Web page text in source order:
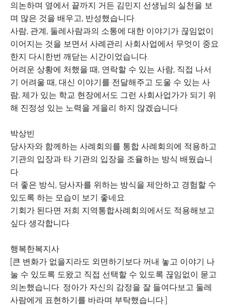
의논하며 옆에서 끝까지 거든 김민지 선생님의 실천을 보
며 많은 것을 배우고, 반성했습니다.
사람, 관계, 둘레사람과의 소통에 대한 이야기가 끊임없이
이어지는 것을 보면서 사례관리 사회사업에서 무엇이 중요
한지 다시한번 깨닫는 시간이었습니다.
어려운 상황에 처했을 때, 연락할 수 있는 사람, 직접 나서
기 어려울 때, 대신 이야기를 전달해주고 도울 수 있는 사
람, 제가 있는 학교 현장에서도 그런 사회사업가가 되기 위
해 진정성 있는 노력을 게을리 하지 않겠습니다.
박상빈
당사자와 함께하는 사례회의를 통합 사례회의에 적용하고
기관의 입장과 타 기관의 입장을 조율하는 방식 배웠습니
다.
더 좋은 방식, 당사자를 위하는 방식을 제안하고 경험할 수
있도록 하는 모습이 보기 좋네요.
기회가 된다면 저희 지역통합사례회의에서도 적용해보고
싶다 생각합니다.
행복한복지사
[큰 변화가 없을지라도 외면하기보다 꺼내 놓고 이야기 나
눌 수 있도록 도왔고 직접 선택할 수 있도록 끊임없이 묻고
의논했습니다. 정아가 자신의 감정을 잘 들여다보고 둘레
사람에게 표현하기를 바라며 부탁했습니다.]